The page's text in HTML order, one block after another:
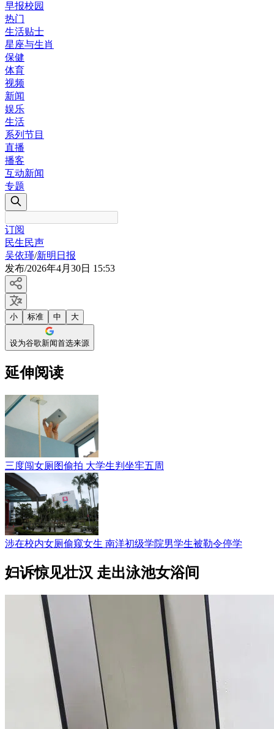
早报校园
热门
生活贴士
星座与生肖
保健
体育
视频
新闻
娱乐
生活
系列节目
直播
播客
互动新闻
专题
订阅
民生民声
吴依瑾/新明日报
发布/2026年4月30日 15:53
小 标准 中 大
设为谷歌新闻首选来源
延伸阅读
三度闯女厕图偷拍 大学生判坐牢五周
涉在校内女厕偷窥女生 南洋初级学院男学生被勒令停学
妇诉惊见壮汉 走出泳池女浴间